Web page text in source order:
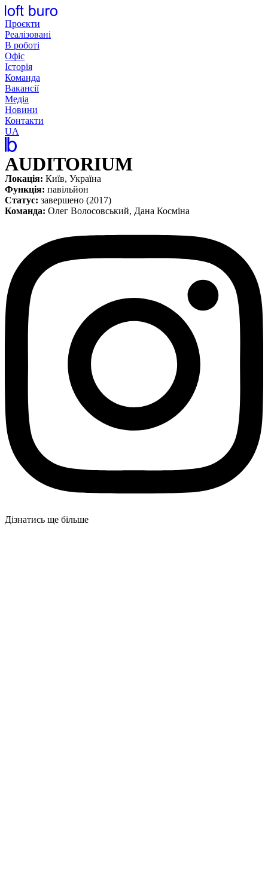
Перейти
до
вмісту
Проєкти
Реалізовані
В роботі
Офіс
Історія
Команда
Вакансії
Медіа
Новини
Контакти
UA
AUDITORIUM
Локація: Київ, Україна
Функція: павільйон
Статус: завершено (2017)
Команда: Олег Волосовський, Дана Косміна
Дізнатись ще більше